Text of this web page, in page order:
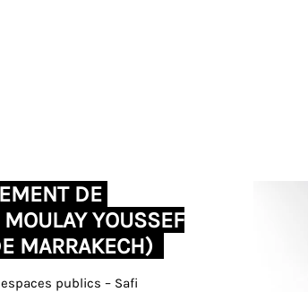
DE
MOULAY YOUSSEF
MARRAKECH)
publics – Safi